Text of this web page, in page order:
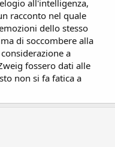
all'intelligenza,
racconto nel quale
dello stesso
di soccombere alla
a
fossero dati alle
non si fa fatica a